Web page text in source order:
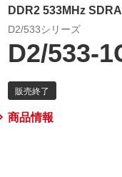
DDR2 533MHz
D2/533シリーズ
D2/533-
商品情報